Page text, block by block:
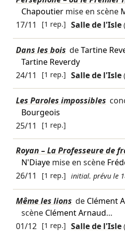
Chapoutiermise en scène
17/11
[1 rep.] Salle de l'Isle
Dans les bois deTartine
Tartine Reverdy
24/11
[1 rep.] Salle de l'Isle
Les Paroles impossibles
Bourgeois
25/11
[1 rep.]
Royan – La Professeure de
N'Diayemise en scène
26/11
[1 rep.] initial. prévu le
Même les lions de Clément
scène Clément Arnaud…
01/12 [1 rep.] Salle de l'Isle